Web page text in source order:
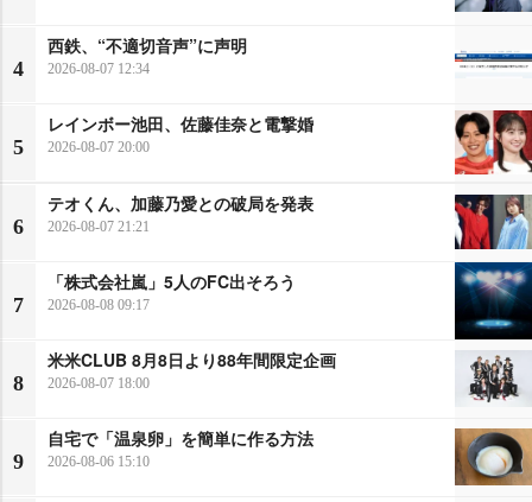
4
西鉄、“不適切音声”に声明
2026-08-07 12:34
5
レインボー池田、佐藤佳奈と電撃婚
2026-08-07 20:00
6
テオくん、加藤乃愛との破局を発表
2026-08-07 21:21
7
「株式会社嵐」5人のFC出そろう
2026-08-08 09:17
8
米米CLUB 8月8日より88年間限定企画
2026-08-07 18:00
9
自宅で「温泉卵」を簡単に作る方法
2026-08-06 15:10